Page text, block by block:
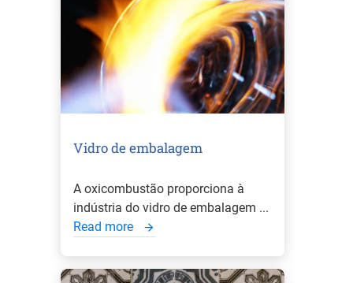
Vidro de embalagem
A oxicombustão proporciona à
indústria do vidro de embalagem ...
Read more